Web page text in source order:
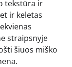
tekstūra ir
ir keletas
straipsnyje
šiuos miško